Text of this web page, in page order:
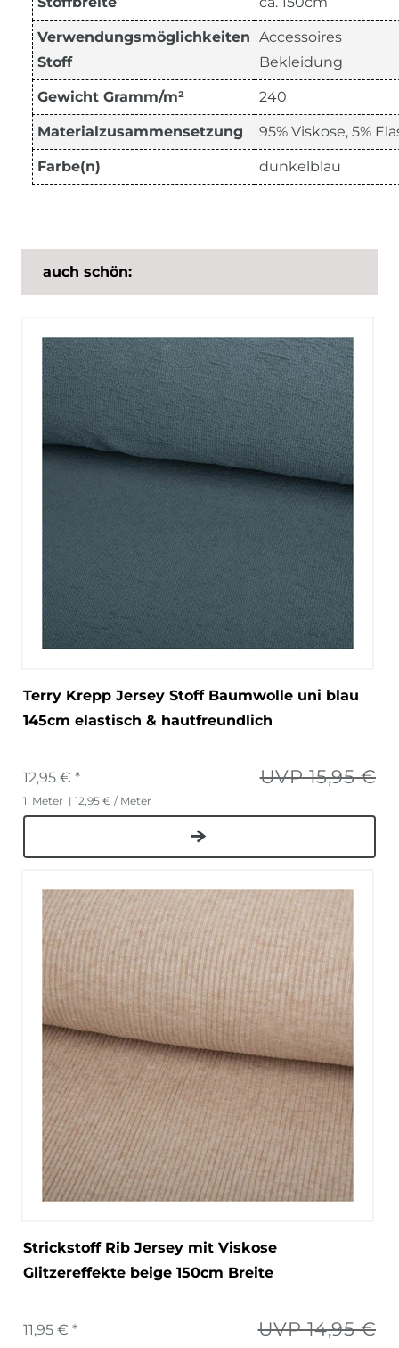
Verwendungsmöglichkeiten
Stoff
Accessoires
Bekleidung
Gewicht Gramm/m² 240
Materialzusammensetzung 95% Viskose, 5%
Farbe(n) dunkelblau
auch schön:
Terry Krepp Jersey Stoff Baumwolle uni blau
145cm elastisch & hautfreundlich
UVP 15,95 €
12,95 € *
1 Meter | 12,95 € / Meter
Strickstoff Rib Jersey mit Viskose
Glitzereffekte beige 150cm Breite
UVP 14,95 €
11,95 € *